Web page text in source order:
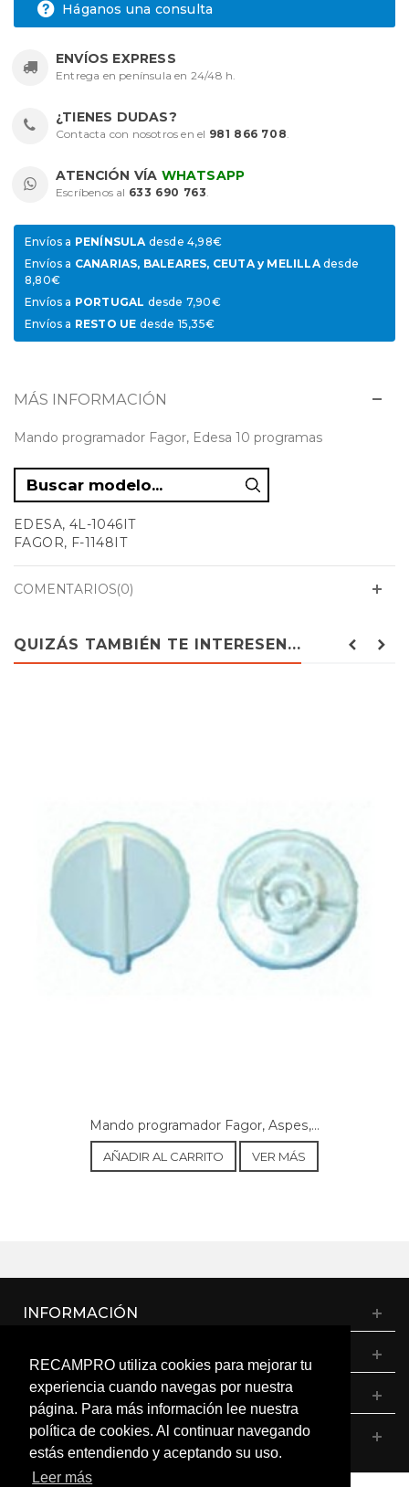
RECAMPRO utiliza cookies para mejorar tu
experiencia cuando navegas por nuestra
página. Para más información lee nuestra
política de cookies. Al continuar navegando
estás entendiendo y aceptando su uso.
Leer más
Háganos una consulta
ENVÍOS EXPRESS
Entrega en península en 24/48 h.
¿TIENES DUDAS?
Contacta con nosotros en el 981 866 708.
ATENCIÓN VÍA WHATSAPP
Escríbenos al 633 690 763.
Envíos a PENÍNSULAdesde 4,98€
Envíos a CANARIAS, BALEARES, CEUTA y MELILLAdesde
8,80€
Envíos a PORTUGAL desde 7,90€
Envíos a RESTO UE desde 15,35€
MÁS INFORMACIÓN
Mando programador Fagor, Edesa 10 programas
EDESA, 4L-1046IT
FAGOR, F-1148IT
COMENTARIOS(0)
QUIZÁS TAMBIÉN TE INTERESEN...
Mando programador Fagor, Aspes,...
AÑADIR AL CARRITO VER MÁS
INFORMACIÓN
MI CUENTA
CONTÁCTANOS